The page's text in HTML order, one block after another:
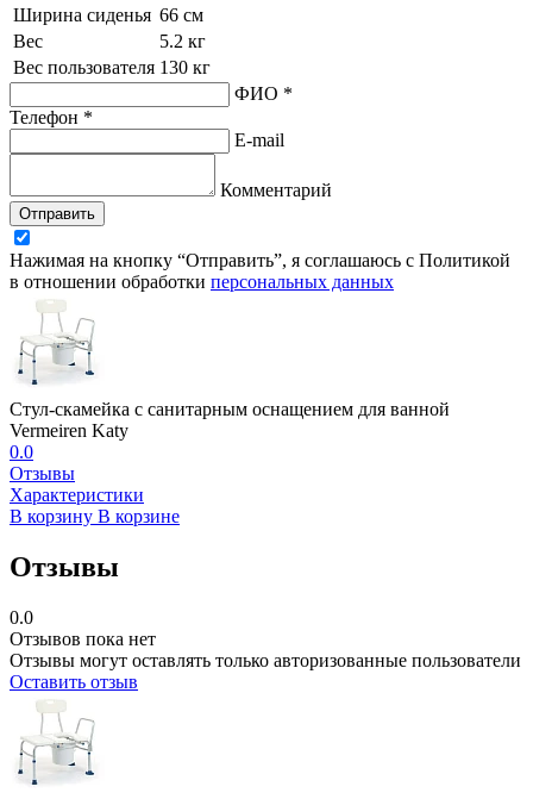
Ширина сиденья 66 см
Вес
5.2 кг
Вес пользователя 130 кг
ФИО *
Телефон *
E-mail
Комментарий
Отправить
Нажимая на кнопку “Отправить”, я соглашаюсь с Политикой
в отношении обработки персональных данных
Стул-скамейка с санитарным оснащением для ванной
Vermeiren Katy
0.0
Отзывы
Характеристики
В корзину В корзине
Отзывы
0.0
Отзывов пока нет
Отзывы могут оставлять только авторизованные пользователи
Оставить отзыв